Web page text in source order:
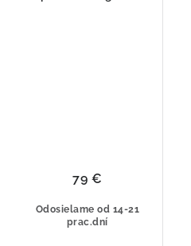
Odosielame od 14-21
prac.dní
79 €